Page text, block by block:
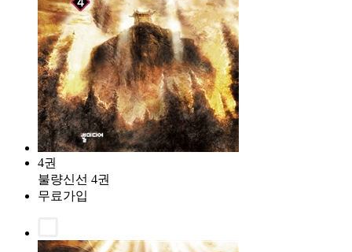
4권
불량신선 4권
무료가입